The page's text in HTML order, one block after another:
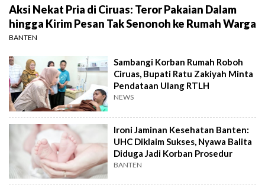
Aksi Nekat Pria di Ciruas: Teror Pakaian Dalam
hingga Kirim Pesan Tak Senonoh ke Rumah Warga
BANTEN
Sambangi Korban Rumah Roboh
Ciruas, Bupati Ratu Zakiyah Minta
Pendataan Ulang RTLH
NEWS
Ironi Jaminan Kesehatan Banten:
UHC Diklaim Sukses, Nyawa Balita
Diduga Jadi Korban Prosedur
BANTEN